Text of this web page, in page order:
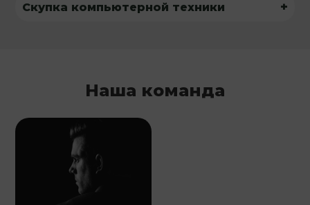
Скупка компьютерной техники +
Наша команда